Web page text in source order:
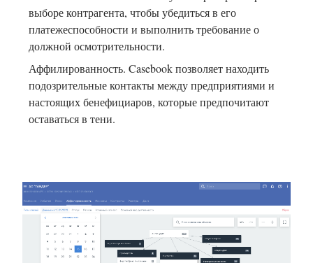
выборе контрагента, чтобы убедиться в его
платежеспособности и выполнить требование о
должной осмотрительности.
Аффилированность. Casebook позволяет находить
подозрительные контакты между предприятиями и
настоящих бенефициаров, которые предпочитают
оставаться в тени.